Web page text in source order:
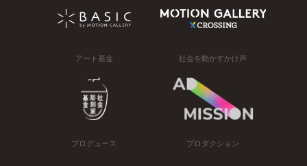
アート基金 社会を動かすかけ声
プロデュース プロダクション